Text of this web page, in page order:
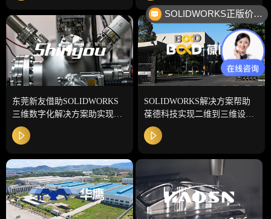
东莞新友借助SOLIDWORKS
三维数字化解决方案助实现智
能制造
SOLIDWORKS解决方案帮助
葆德科技实现二维到三维设计
的转变
SOLIDWORKS正版价格？